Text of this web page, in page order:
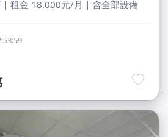
租金 18,000元/月｜含全部設備